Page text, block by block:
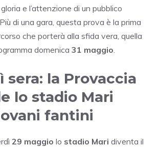
e l’attenzione di un pubblico
di una gara, questa prova è la prima
che porterà alla sfida vera, quella
domenica 31 maggio
sera: la Provaccia
lo stadio Mari
fantini
29 maggio lo stadio Mari diventa il